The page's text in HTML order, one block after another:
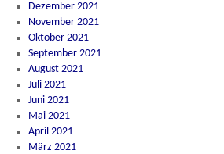
Dezember 2021
November 2021
Oktober 2021
September 2021
August 2021
Juli 2021
Juni 2021
Mai 2021
April 2021
März 2021